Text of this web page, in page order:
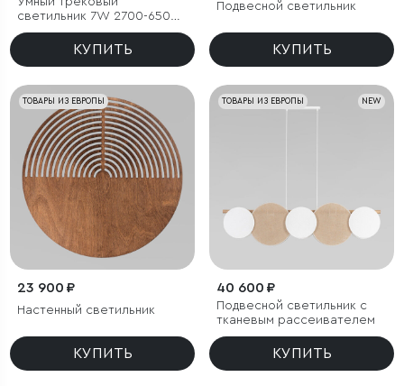
светильник 7W 2700-6500K
Dim Cubo Slim Magnetic
КУПИТЬ
Подвесной светильник
КУПИТЬ
ТОВАРЫ ИЗ ЕВРОПЫ
23 900 ₽
Настенный светильник
КУПИТЬ
NEW
ТОВАРЫ ИЗ ЕВРОПЫ
40 600 ₽
Подвесной светильник с
тканевым рассеивателем
КУПИТЬ